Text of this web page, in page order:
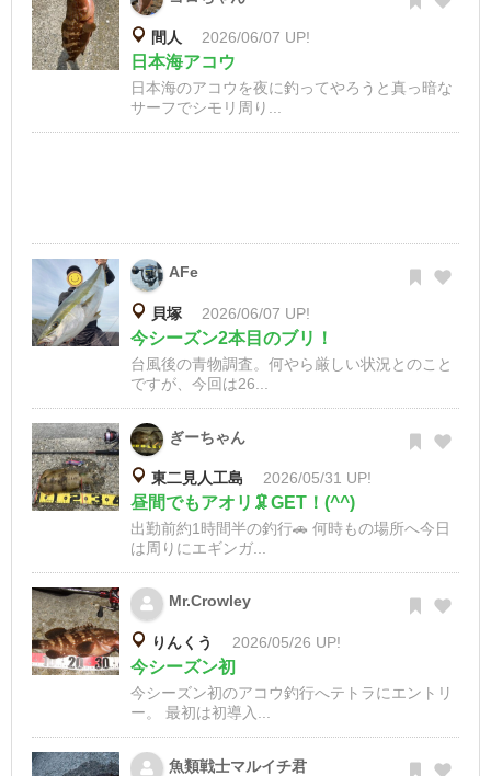
間人 2026/06/07 UP!
日本海アコウ
日本海のアコウを夜に釣ってやろうと真っ暗な
サーフでシモリ周り...
AFe
貝塚 2026/06/07 UP!
今シーズン2本目のブリ！
台風後の青物調査。何やら厳しい状況とのこと
ですが、今回は26...
ぎーちゃん
東二見人工島 2026/05/31 UP!
昼間でもアオリ🦑GET！(^^)
出勤前約1時間半の釣行🚗 何時もの場所へ今日
は周りにエギンガ...
Mr.Crowley
りんくう 2026/05/26 UP!
今シーズン初
今シーズン初のアコウ釣行へテトラにエントリ
ー。 最初は初導入...
魚類戦士マルイチ君